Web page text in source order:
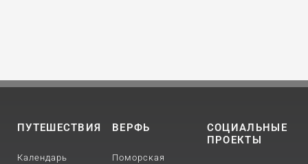
ПУТЕШЕСТВИЯ
Календарь
ВЕРФЬ
Поморская
СОЦИАЛЬНЫЕ
ПРОЕКТЫ